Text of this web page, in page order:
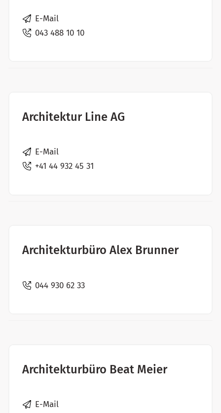
E-Mail
043 488 10 10
Architektur Line AG
E-Mail
+41 44 932 45 31
Architekturbüro Alex Brunner
044 930 62 33
Architekturbüro Beat Meier
E-Mail